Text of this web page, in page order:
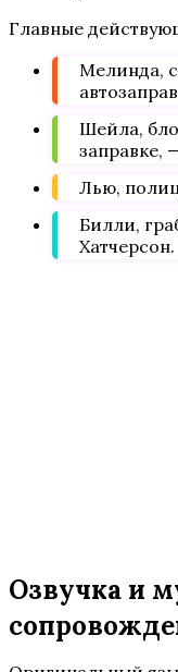
Главные
Мелинда,
Шейла,
заправке,
Лью,
Билли,
Хатчерсон.
Озвучка и